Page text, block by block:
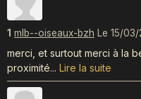
1 mlb--oiseaux-bzh Le 15/
merci, et surtout merci à la
proximité... Lire la suite